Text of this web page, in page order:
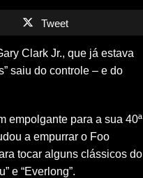
Tweet
Clark Jr., que já estava
saiu do controle – e do
empolgante para a sua 40ª
a empurrar o Foo
tocar alguns clássicos do
e “Everlong”.